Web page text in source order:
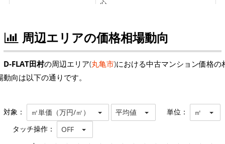
周辺エリアの価格相場動向
D-FLAT田村の周辺エリア(丸亀市)における中古マンション価格の
動向は以下の通りです。
対象： ㎡単価（万円/㎡） 平均値 単位： ㎡
タッチ操作： OFF